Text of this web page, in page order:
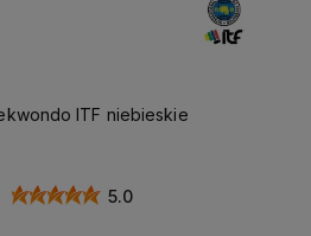
ITF niebieskie
5.0